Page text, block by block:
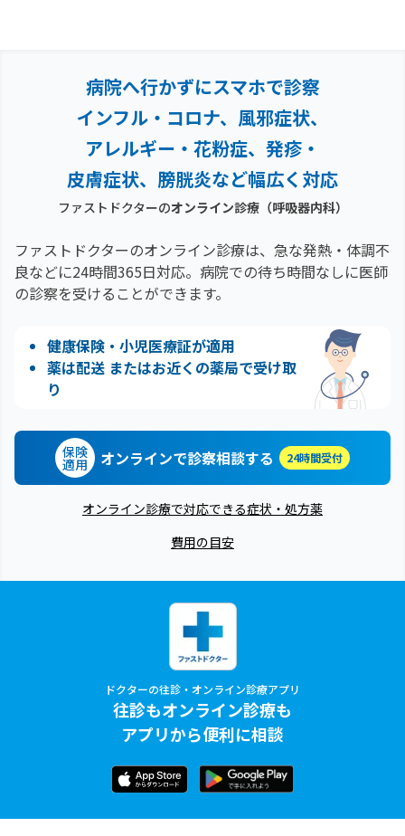
病院へ行かずにスマホで診察
インフル・コロナ、風邪症状、
アレルギー・花粉症、 発疹・
皮膚症状、膀胱炎など幅広く対応
ファストドクターのオンライン診療（呼吸器内科）
ファストドクターのオンライン診療は、急な発熱・体調不
良などに24時間365日対応。 病院での待ち時間なしに医師
の診察を受けることができます。
健康保険・小児医療証が適用
薬は配送 またはお近くの薬局で受け取
り
保険
適用 オンラインで診察相談する 24時間受付
オンライン診療で対応できる症状・処方薬
費用の目安
ドクターの往診・オンライン診療アプリ
往診もオンライン診療も
アプリから便利に相談